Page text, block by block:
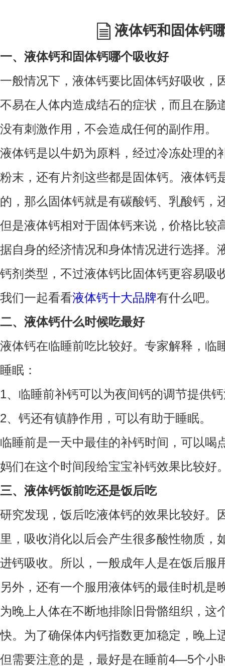
液体钙和固体钙
一、液体钙和固体钙哪个吸收好
一般情况下，液体钙要比固体钙好吸收，
不易在人体内造成结石的症状，而且在肠
没有刺激作用，不会造成任何的副作用。
液体钙是以牛奶为原料，经过冷冻处理的
粉末，还有片剂这些都是固体钙。液体钙
的，那么固体钙就是有碳酸钙、乳酸钙，
但是液体钙相对于固体钙来说，价格比较
据自身的经济情况和身体情况进行选择。
钙剂类型，不过液体钙比固体钙更容易吸
我们一起看看液体钙十大品牌有什么吧。
二、液体钙什么时候吃最好
液体钙在临睡前吃比较好。专家解释，临
睡眠：
1、临睡前补钙可以为夜间钙的调节提供
2、钙还有镇静作用，可以有助于睡眠。
临睡前是一天中最佳的补钙时间，可以喝
妈们在这个时间段给宝宝补钙效果比较好
三、液体钙饭前吃还是饭后吃
研究发现，饭后吃液体钙的效果比较好。
里，吸收消化以后会产生很多酸性物质，
进钙吸收。所以，一般成年人是在饭后服
另外，还有一个服用液体钙的最佳时机是
为晚上人体在不断地排除旧骨骼组织，这
快。为了确保体内钙指数更加稳定，晚上
但需要注意的是，最好是在睡前4—5个小